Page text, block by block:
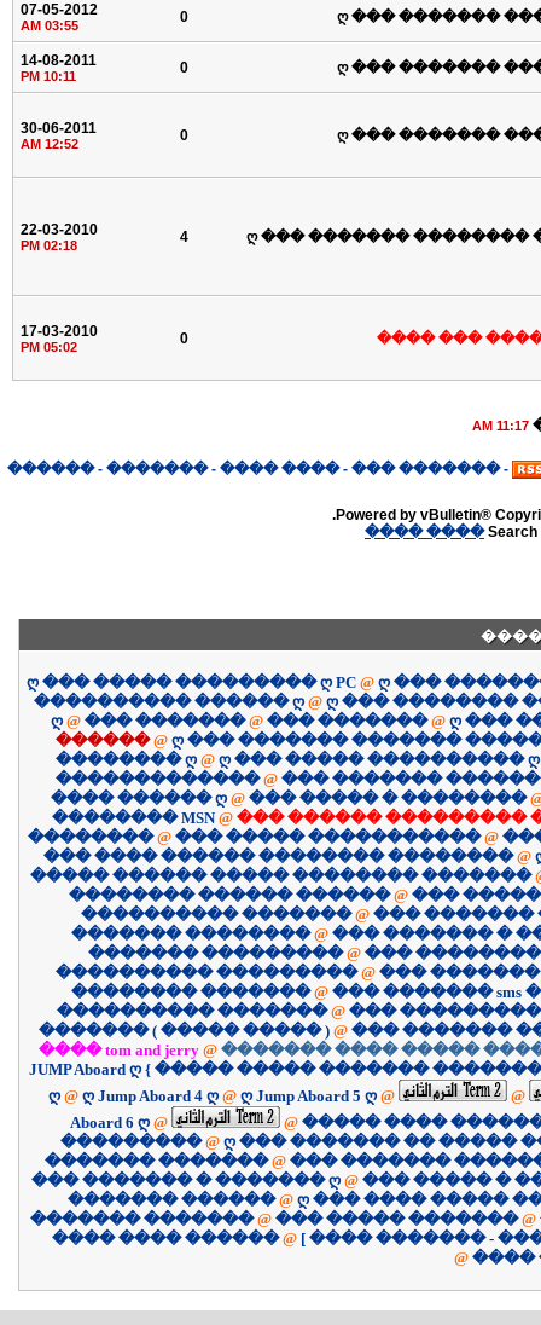
ღ ��� �������
0
07-05-2012
03:55 AM
ღ ��� �������
0
14-08-2011
10:11 PM
ღ ��� �������
0
30-06-2011
12:52 AM
ღ ��� ������� ��������
4
22-03-2010
02:18 PM
��� ������
0
17-03-2010
05:02 PM
11:17 AM
-
������� ���
-
���� ����
-
�������
-
������
Powered by vBulletin®
Search
���� ����
ღ ��� ����� ��������� ღ PC @ ღ ���
���������� ������ ღ @ ღ ��� ��������
ღ @ ��� ������� @ ��� ������� @ ღ ���
������ @ ღ ��� ������� �������
�������� ღ @ ღ ��� ����� ���������� ღ
������������� @ ��� �������
���� ������ ღ @ ��� ����� � ��������
�������� MSN @ ��� ������ ���������
�������� @ ��� ����� ����������� @
��� ���� ������ �������� �������� @
����� ������ ����� �������� �������
�������� ������ ������ @ ���
���������� ������� @ ��� �������
������� �������� @ ��� ������� �
������� ��������� @ ���
���������� ��������� @ ���
�������� ������� @ ��� ������� sms �
���������� ������� @ ���
������� ( ����� ����� ) @ ��� �������
���� tom and jerry @ ������� ���� �����
JUMP Aboard ღ { ����� ����� �������
ღ @ ღ Jump Aboard 4 ღ @ ღ Jump Aboard 5 ღ @
@
Aboard 6 ღ @ @ ����� ����
��������� @ ღ ��� ������� �� �����
������� ������� @ ��� �������
��� ������� � ������� ღ @ ��� ����� �
������� ������ @ ღ ��� ���� �����
������� ������� @ ��� ����� ������� @
@
������ ���� ����
@